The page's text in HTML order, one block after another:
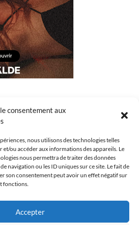
consentement aux
nous utilisons des technologies telles
et/ou accéder aux informations des appareils. Le
nous permettra de traiter des données
navigation ou les ID uniques sur ce site. Le fait de
son consentement peut avoir un effet négatif sur
fonctions.
Accepter